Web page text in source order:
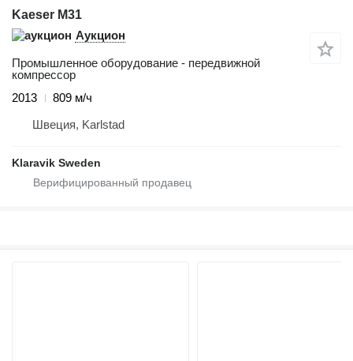
Kaeser M31
Аукцион
Промышленное оборудование - передвижной
компрессор
2013
809 м/ч
Швеция, Karlstad
Klaravik Sweden